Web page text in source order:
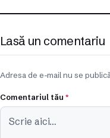
Lasă un comentariu
Adresa de e-mail nu se
Comentariul tău *